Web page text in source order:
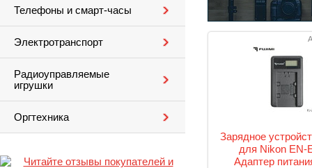
Телефоны и смарт-часы
Электротранспорт
Радиоуправляемые
игрушки
Оргтехника
Зарядное
для Nikon EN-
Адаптер